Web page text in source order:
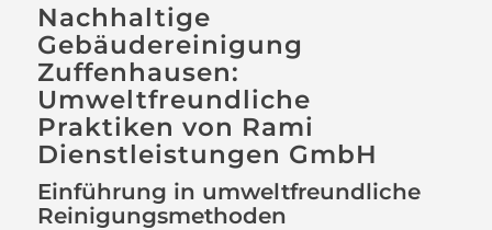
Nachhaltige
Gebäudereinigung
Zuffenhausen:
Umweltfreundliche
Praktiken von Rami
Dienstleistungen GmbH
Einführung in umweltfreundliche
Reinigungsmethoden